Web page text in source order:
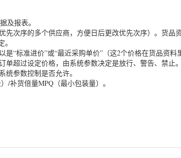
及报表。
先次序的多个供应商，方便日后更改优先次序）。货
“标准进价”或“最近采购单价”（这2个价格在货品资
超过设定价格，由系统参数决定是放行、警告、禁止。
参数控制是否允许。
/补货倍量MPQ（最小包装量）。